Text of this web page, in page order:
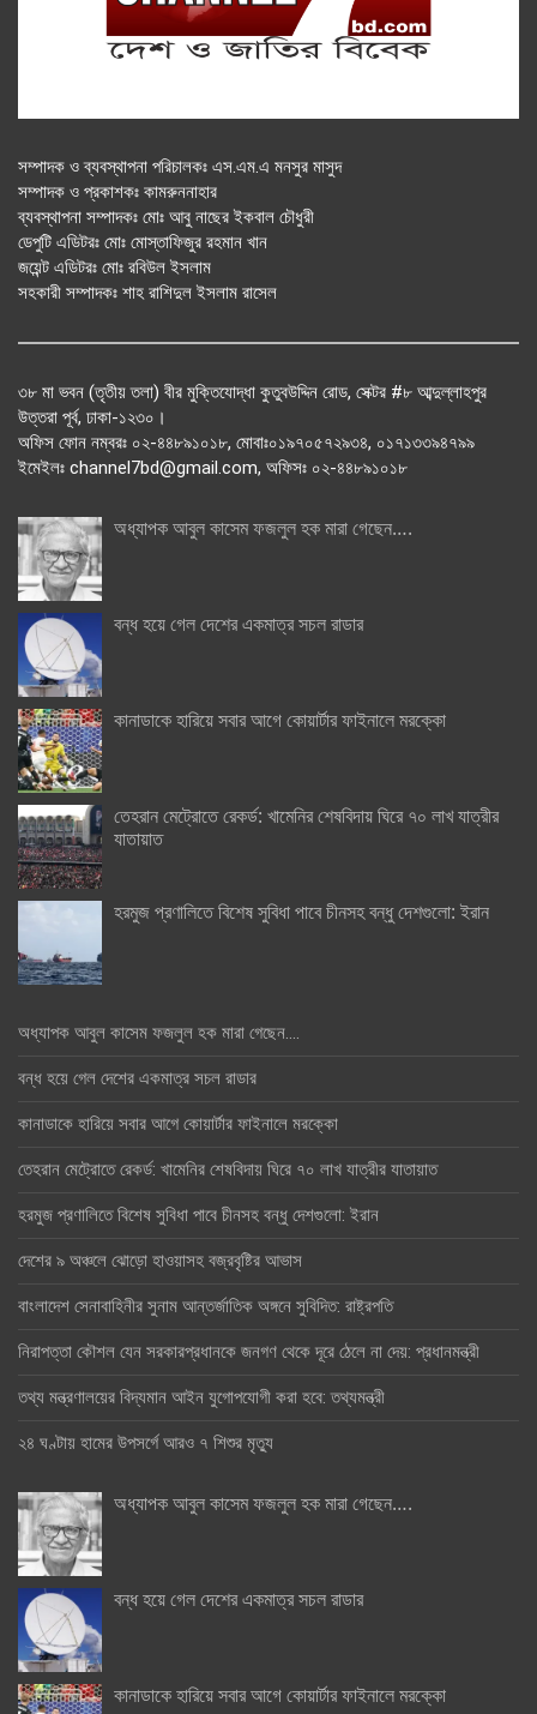
সম্পাদক ও ব্যবস্থাপনা পরিচালকঃ এস.এম.এ মনসুর মাসুদ
সম্পাদক ও প্রকাশকঃ কামরুননাহার
ব্যবস্থাপনা সম্পাদকঃ মোঃ আবু নাছের ইকবাল চৌধুরী
ডেপুটি এডিটরঃ মোঃ মোস্তাফিজুর রহমান খান
জয়েন্ট এডিটরঃ মোঃ রবিউল ইসলাম
সহকারী সম্পাদকঃ শাহ রাশিদুল ইসলাম রাসেল
৩৮ মা ভবন (তৃতীয় তলা) বীর মুক্তিযোদ্ধা কুতুবউদ্দিন রোড, সেক্টর #৮ আব্দুল্লাহপুর
উত্তরা পূর্ব, ঢাকা-১২৩০।
অফিস ফোন নম্বরঃ ০২-৪৪৮৯১০১৮, মোবাঃ০১৯৭০৫৭২৯৩৪, ০১৭১৩৩৯৪৭৯৯
ইমেইলঃ channel7bd@gmail.com, অফিসঃ ০২-৪৪৮৯১০১৮
অধ্যাপক আবুল কাসেম ফজলুল হক মারা গেছেন….
বন্ধ হয়ে গেল দেশের একমাত্র সচল রাডার
কানাডাকে হারিয়ে সবার আগে কোয়ার্টার ফাইনালে মরক্কো
তেহরান মেট্রোতে রেকর্ড: খামেনির শেষবিদায় ঘিরে ৭০ লাখ যাত্রীর
যাতায়াত
হরমুজ প্রণালিতে বিশেষ সুবিধা পাবে চীনসহ বন্ধু দেশগুলো: ইরান
অধ্যাপক আবুল কাসেম ফজলুল হক মারা গেছেন….
বন্ধ হয়ে গেল দেশের একমাত্র সচল রাডার
কানাডাকে হারিয়ে সবার আগে কোয়ার্টার ফাইনালে মরক্কো
তেহরান মেট্রোতে রেকর্ড: খামেনির শেষবিদায় ঘিরে ৭০ লাখ যাত্রীর যাতায়াত
হরমুজ প্রণালিতে বিশেষ সুবিধা পাবে চীনসহ বন্ধু দেশগুলো: ইরান
দেশের ৯ অঞ্চলে ঝোড়ো হাওয়াসহ বজ্রবৃষ্টির আভাস
বাংলাদেশ সেনাবাহিনীর সুনাম আন্তর্জাতিক অঙ্গনে সুবিদিত: রাষ্ট্রপতি
নিরাপত্তা কৌশল যেন সরকারপ্রধানকে জনগণ থেকে দূরে ঠেলে না দেয়: প্রধানমন্ত্রী
তথ্য মন্ত্রণালয়ের বিদ্যমান আইন যুগোপযোগী করা হবে: তথ্যমন্ত্রী
২৪ ঘণ্টায় হামের উপসর্গে আরও ৭ শিশুর মৃত্যু
অধ্যাপক আবুল কাসেম ফজলুল হক মারা গেছেন….
বন্ধ হয়ে গেল দেশের একমাত্র সচল রাডার
কানাডাকে হারিয়ে সবার আগে কোয়ার্টার ফাইনালে মরক্কো